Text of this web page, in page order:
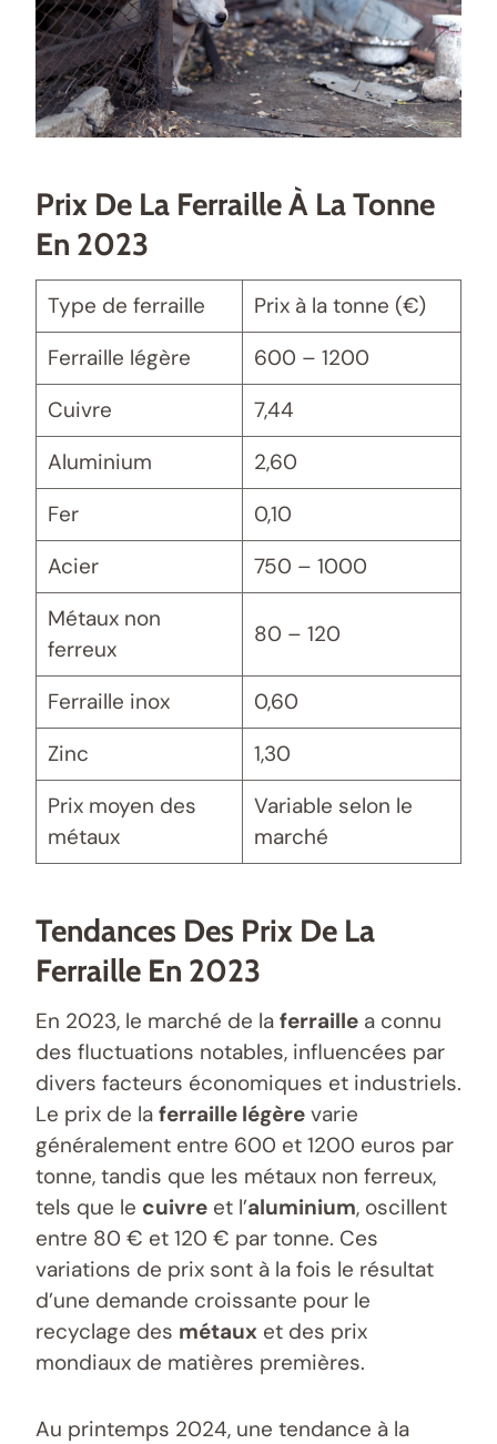
Prix De La Ferraille À La Tonne
En 2023
Type de ferraille
Prix à la tonne (€)
Ferraille légère
600 – 1200
Cuivre
7,44
Aluminium
2,60
Fer
0,10
Acier
750 – 1000
Métaux non
ferreux
80 – 120
Ferraille inox
0,60
Zinc
1,30
Prix moyen des
métaux
Variable selon le
marché
Tendances Des Prix De La
Ferraille En 2023
En 2023, le marché de la ferraille a connu
des fluctuations notables, influencées par
divers facteurs économiques et industriels.
Le prix de la ferraille légère varie
généralement entre 600 et 1200 euros par
tonne, tandis que les métaux non ferreux,
tels que le cuivre et l’aluminium, oscillent
entre 80 € et 120 € par tonne. Ces
variations de prix sont à la fois le résultat
d’une demande croissante pour le
recyclage des métaux et des prix
mondiaux de matières premières.
Au printemps 2024, une tendance à la